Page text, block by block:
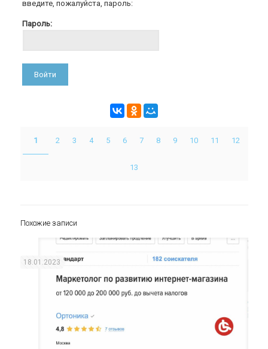
введите, пожалуйста, пароль:
Пароль:
1 2 3 4 5 6 7 8 9 10 11 12
13
Похожие записи
18.01.2023